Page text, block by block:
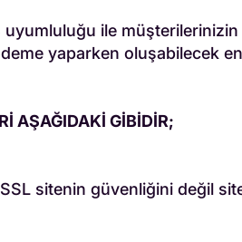
uyumluluğu ile
yaparken oluşabilecek
AŞAĞIDAKİ GİBİDİR;
SSL sitenin güvenliğini değil